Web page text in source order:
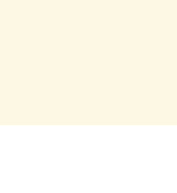
o grão começa por cozer em